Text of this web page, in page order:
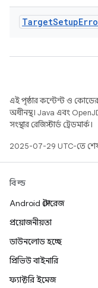
TargetSetup
এই পৃষ্ঠার কন্টেন্ট ও
অধীনস্থ। Java এবং
সংস্থার রেজিস্টার্ড ট্রেডমার্ক।
2025-07-29 UTC-তে
বিল্ড
Android স্টোরেজ
প্রয়োজনীয়তা
ডাউনলোড হচ্ছে
প্রিভিউ বাইনারি
ফ্যাক্টরি ইমেজ